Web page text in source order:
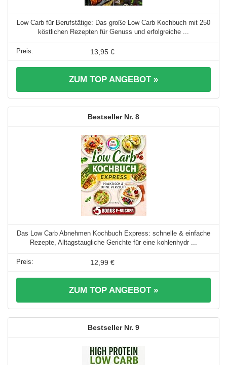
Low Carb für Berufstätige: Das große Low Carb Kochbuch mit 250
köstlichen Rezepten für Genuss und erfolgreiche ...
13,95 €
ZUM TOP ANGEBOT »
8
Das Low Carb Abnehmen Kochbuch Express: schnelle & einfache
Rezepte, Alltagstaugliche Gerichte für eine kohlenhydr ...
12,99 €
ZUM TOP ANGEBOT »
9